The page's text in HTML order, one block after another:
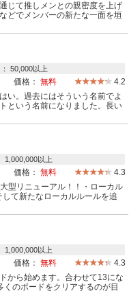
じて推しメンとの親密度を上げ
どでメンバーの新たな一面を垣
50,000以上
価格： 無料
4.2
い。過去にはそういう名前でよ
という名前になりました。長い
1,000,000以上
価格： 無料
4.3
型リニューアル！！・ローカル
て新たなローカルルールを追
1,000,000以上
価格： 無料
4.3
から始めます。合わせて13にな
のボードをクリアするのが目